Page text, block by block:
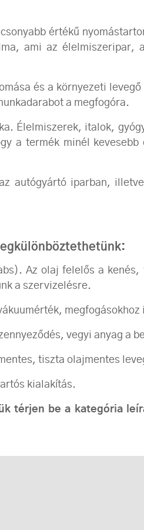
értékű
ami az élelmiszeripar,
és a környezeti
a megfogóra.
Élelmiszerek, italok,
a termék minél kevesebb
autógyártó iparban,
Az olaj felelős a
a szervizelésre.
megfogásokhoz
vegyi anyag a
tiszta olajmentes
kialakítás.
térjen be a kategória